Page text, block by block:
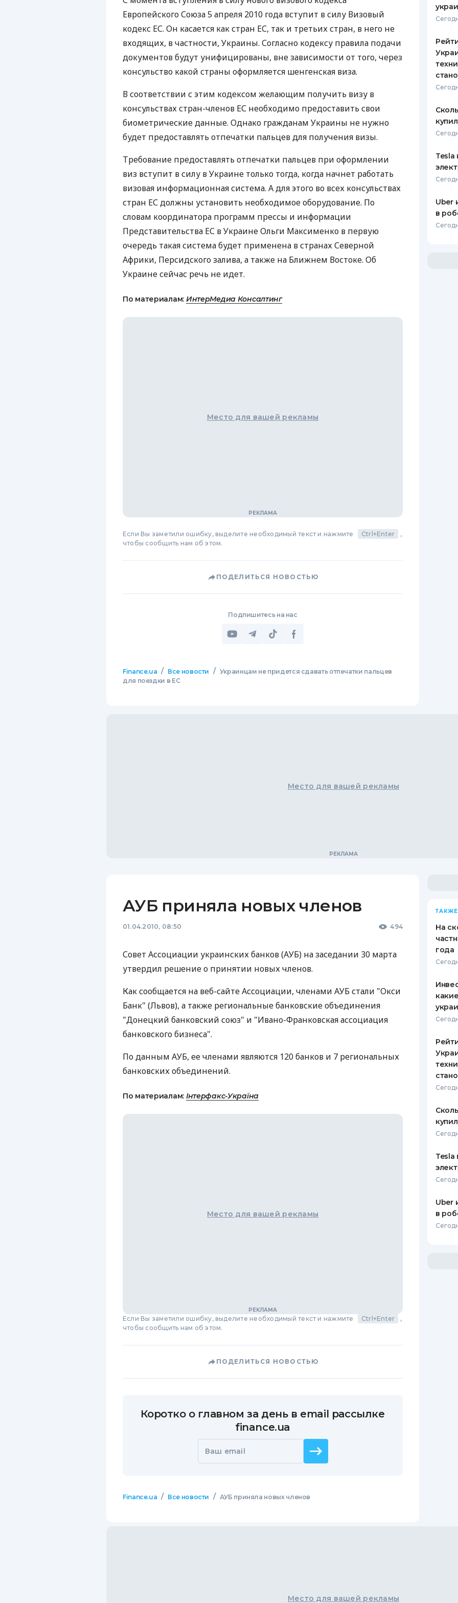
ЕЖЕМЕСЯЧНЫЙ ОБЗОР
КЕШБЭКА
ПУТЕВОДИТЕЛИ ПО
БАНКОВСКИМ КАРТАМ
ВСЕ
Европейского Союза 5 апреля 2010 года вступит в силу Визовый
кодекс ЕС. Он касается как стран ЕС, так и третьих стран, в него не
входящих, в частности, Украины. Согласно кодексу правила подачи
документов будут унифицированы, вне зависимости от того, через
консульство какой страны оформляется шенгенская виза.
В соответствии с этим кодексом желающим получить визу в
консульствах стран-членов ЕС необходимо предоставить свои
биометрические данные. Однако гражданам Украины не нужно
будет предоставлять отпечатки пальцев для получения визы.
Требование предоставлять отпечатки пальцев при оформлении
виз вступит в силу в Украине только тогда, когда начнет работать
визовая информационная система. А для этого во всех консульствах
стран ЕС должны установить необходимое оборудование. По
словам координатора программ прессы и информации
Представительства ЕС в Украине Ольги Максименко в первую
очередь такая система будет применена в странах Северной
Африки, Персидского залива, а также на Ближнем Востоке. Об
Украине сейчас речь не идет.
По материалам: ИнтерМедиа Консалтинг
Место для вашей рекламы
Если Вы заметили ошибку, выделите необходимый текст и нажмите Ctrl+Enter
,
чтобы сообщить нам об этом.
ПОДЕЛИТЬСЯ НОВОСТЬЮ
Подпишитесь на нас
Finance.ua / Все новости / Украинцам не придется сдавать отпечатки пальцев
для поездки в ЕС
Tesla
Uber
в
Место для вашей рекламы
АУБ приняла новых членов
01.04.2010, 08:50 494
Совет Ассоциации украинских банков (АУБ) на заседании 30 марта
утвердил решение о принятии новых членов.
Как сообщается на веб-сайте Ассоциации, членами АУБ стали "Окси
Банк" (Львов), а также региональные банковские объединения
"Донецкий банковский союз" и "Ивано-Франковская ассоциация
банковского бизнеса".
По данным АУБ, ее членами являются 120 банков и 7 региональных
банковских объединений.
По материалам: Інтерфакс-Україна
Место для вашей рекламы
Если Вы заметили ошибку, выделите необходимый текст и нажмите Ctrl+Enter
,
чтобы сообщить нам об этом.
ПОДЕЛИТЬСЯ НОВОСТЬЮ
Коротко о главном за день в email рассылке
finance.ua
Ваш email
Finance.ua / Все новости / АУБ приняла новых членов
На
года
Tesla
Uber
в
Место для вашей рекламы